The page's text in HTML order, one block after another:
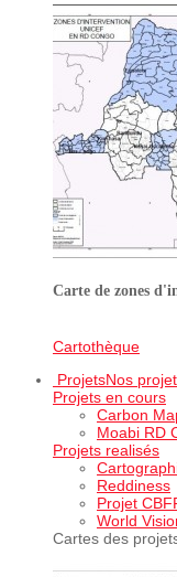
Carte de zones
Cartothèque
ProjetsNos
Projets en cours
Carbon
Moabi RD
Projets realisés
Reddiness
Projet
World
Cartes des